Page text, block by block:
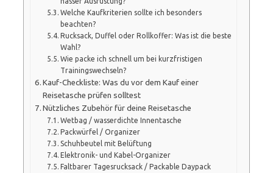
Welche Kaufkriterien sollte ich besonders
beachten?
Rucksack, Duffel oder Rollkoffer: Was ist die beste
Wahl?
Wie packe ich schnell um bei kurzfristigen
Trainingswechseln?
Kauf-Checkliste: Was du vor dem Kauf einer
Reisetasche prüfen solltest
Nützliches Zubehör für deine Reisetasche
Wetbag / wasserdichte Innentasche
Packwürfel / Organizer
Schuhbeutel mit Belüftung
Elektronik- und Kabel-Organizer
Faltbarer Tagesrucksack / Packable Daypack